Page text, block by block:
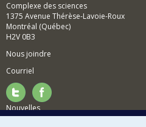
Complexe des sciences
1375 Avenue Thérèse-Lavoie-Roux
Montréal (Québec)
H2V 0B3
Nous joindre
Courriel
Nouvelles